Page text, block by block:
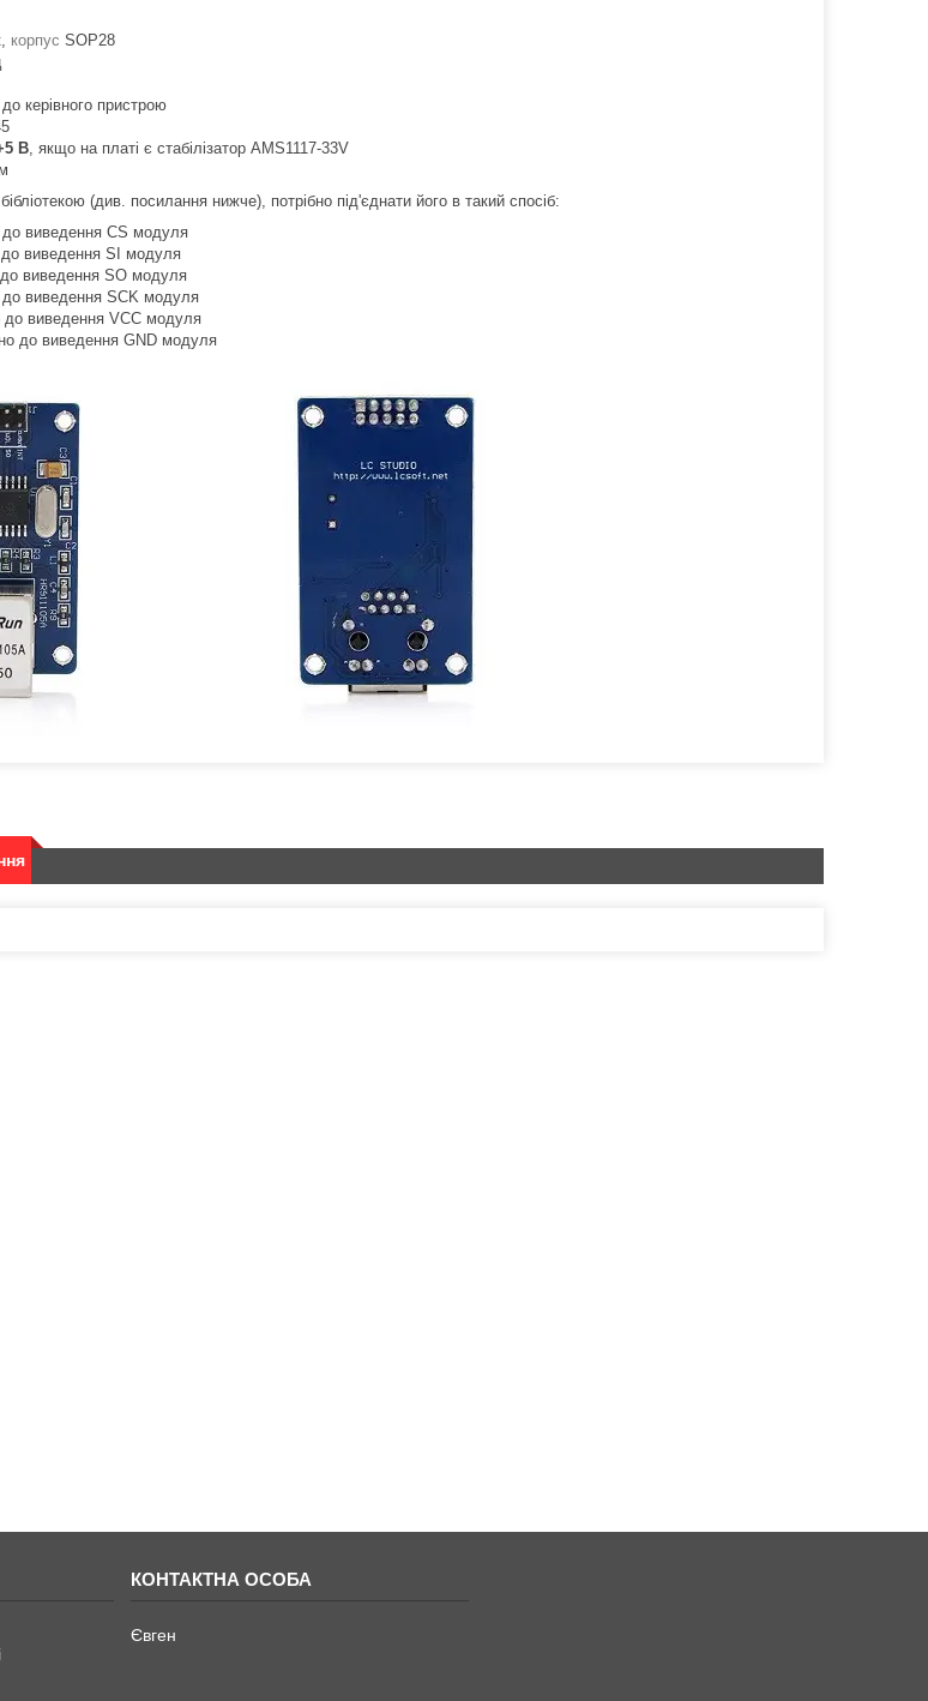
корпус SOP28
керівного пристрою
В , якщо на платі є стабілізатор AMS1117-33V
(див. посилання нижче), потрібно під'єднати його в такий спосіб:
виведення CS модуля
виведення SI модуля
виведення SO модуля
виведення SCK модуля
виведення VCC модуля
до виведення GND модуля
Євген